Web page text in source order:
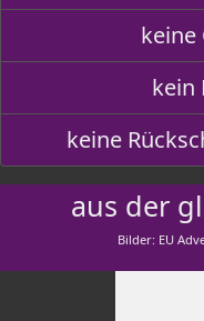
keine
kein
keine
aus der
Bilder: EU